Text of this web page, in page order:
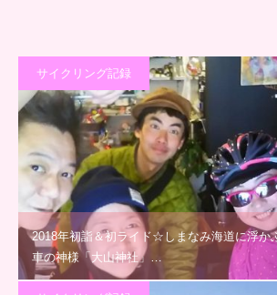
サイクリング記録
2018年初詣＆初ライド☆しまなみ海道に浮か
車の神様「大山神社」…